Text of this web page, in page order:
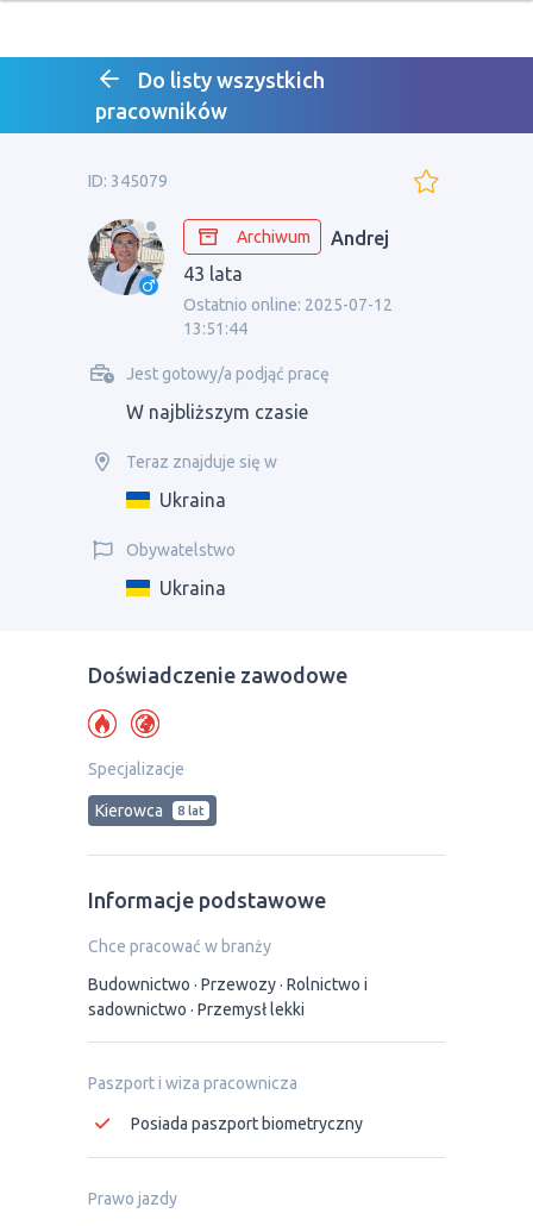
Do listy wszystkich
pracowników
ID: 345079
Archiwum
Andrej
43 lata
Ostatnio online: 2025-07-12
13:51:44
Jest gotowy/a podjąć pracę
W najbliższym czasie
Teraz znajduje się w
Ukraina
Obywatelstwo
Ukraina
Doświadczenie zawodowe
Specjalizacje
Kierowca 8 lat
Informacje podstawowe
Chce pracować w branży
Budownictwo
Przewozy Rolnictwo i
sadownictwo
Przemysł lekki
Paszport i wiza pracownicza
Posiada paszport biometryczny
Prawo jazdy